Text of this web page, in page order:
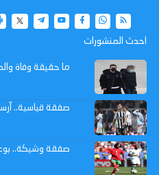
احدث المنشورات
ما حقيقة وفاة
صفقة قياسية..
صفقة وشيكة..